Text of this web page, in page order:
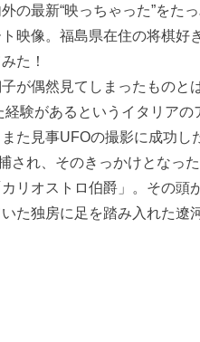
の最新“映っちゃった”をた
映像。福島県在住の将棋好
た！
が偶然見てしまったものと
験があるというイタリアの
た見事UFOの撮影に成功し
れ、そのきっかけとなっ
リオストロ伯爵」。その頭
た独房に足を踏み入れた遼